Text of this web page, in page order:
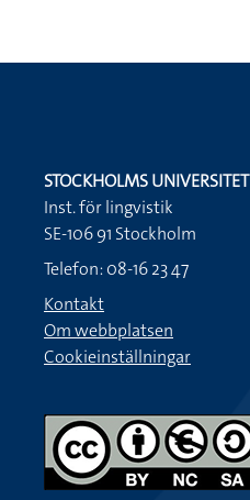
STOCKHOLMS UNIVERSITET
Inst. för lingvistik
SE-106 91 Stockholm
Telefon: 08-16 23 47
Kontakt
Om webbplatsen
Cookieinställningar